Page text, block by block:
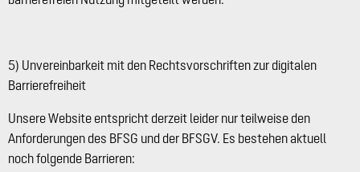
5) Unvereinbarkeit mit den Rechtsvorschriften zur digitalen
Barrierefreiheit
Unsere Website entspricht derzeit leider nur teilweise den
Anforderungen des BFSG und der BFSGV. Es bestehen aktuell
noch folgende Barrieren: